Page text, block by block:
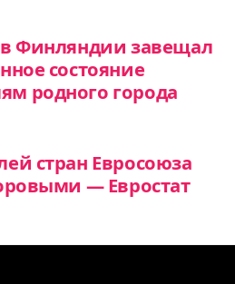
в Финляндии завещал
состояние
родного города
стран Евросоюза
— Евростат